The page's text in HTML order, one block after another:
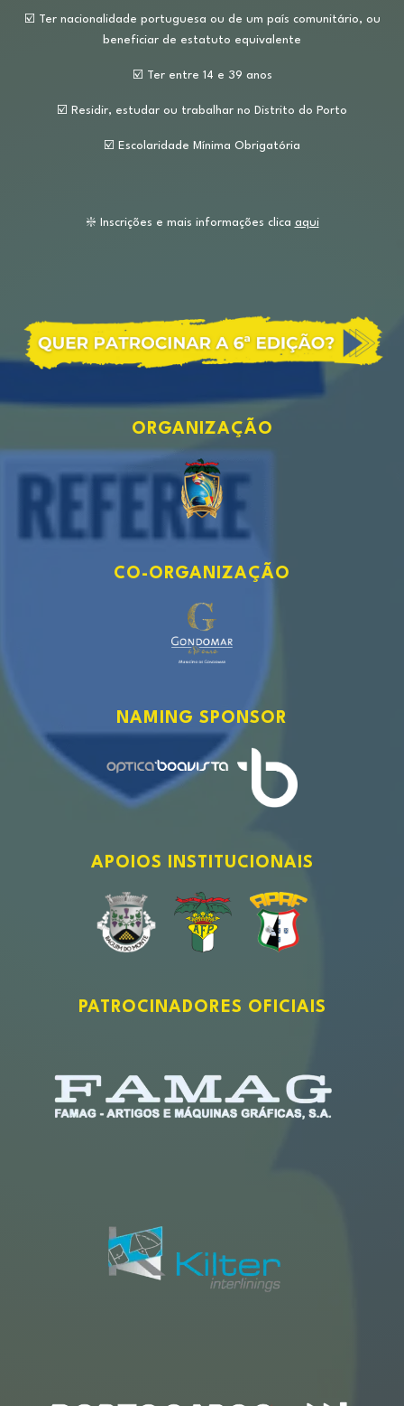
☑️ Ter nacionalidade portuguesa ou de um país comunitário, ou
beneficiar de estatuto equivalente
☑️ Ter entre 14 e 39 anos
☑️ Residir, estudar ou trabalhar no Distrito do Porto
☑️ Escolaridade Mínima Obrigatória
❇️ Inscrições e mais informações clica aqui
ORGANIZAÇÃO
CO-ORGANIZAÇÃO
NAMING SPONSOR
APOIOS INSTITUCIONAIS
PATROCINADORES OFICIAIS